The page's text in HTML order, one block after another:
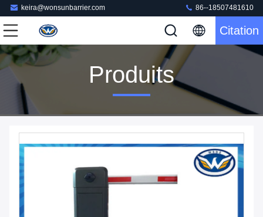
keira@wonsunbarrier.com 86--18507481610
Citation
Produits